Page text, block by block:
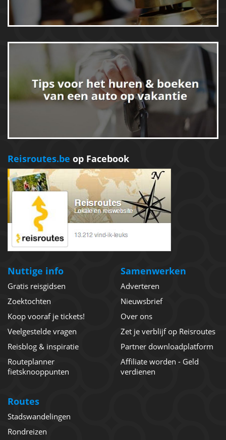
Reisroutes.be op Facebook
Nuttige info
Gratis reisgidsen
Zoektochten
Koop vooraf je tickets!
Veelgestelde vragen
Reisblog & inspiratie
Routeplanner
fietsknooppunten
Samenwerken
Adverteren
Nieuwsbrief
Over ons
Zet je verblijf op Reisroutes
Partner downloadplatform
Affiliate worden - Geld
verdienen
Routes
Stadswandelingen
Rondreizen